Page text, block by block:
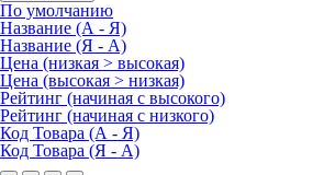
По умолчанию
Название (А - Я)
Название (Я - А)
Цена (низкая > высокая)
Цена (высокая > низкая)
Рейтинг (начиная с высокого)
Рейтинг (начиная с низкого)
Код Товара (А - Я)
Код Товара (Я - А)